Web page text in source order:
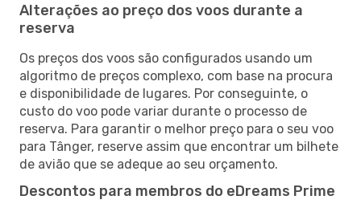
Alterações ao preço dos voos durante a
reserva
Os preços dos voos são configurados usando um
algoritmo de preços complexo, com base na procura
e disponibilidade de lugares. Por conseguinte, o
custo do voo pode variar durante o processo de
reserva. Para garantir o melhor preço para o seu voo
para Tânger, reserve assim que encontrar um bilhete
de avião que se adeque ao seu orçamento.
Descontos para membros do eDreams Prime